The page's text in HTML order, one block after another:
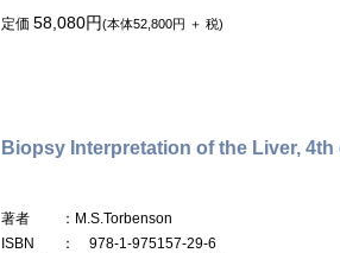
定価 58,080円(本体52,800円 ＋ 税)
Biopsy Interpretation of the Liver, 4th
著者
：M.S.Torbenson
ISBN
： 978-1-975157-29-6